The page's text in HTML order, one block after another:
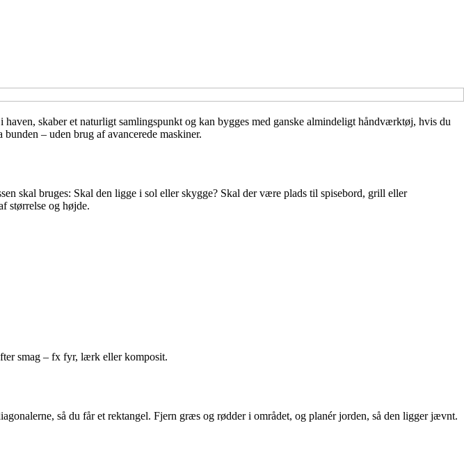
skaber et naturligt samlingspunkt og kan bygges med ganske almindeligt håndværktøj, hvis du
– uden brug af avancerede maskiner.
skal bruges: Skal den ligge i sol eller skygge? Skal der være plads til spisebord, grill eller
størrelse og højde.
smag – fx fyr, lærk eller komposit.
så du får et rektangel. Fjern græs og rødder i området, og planér jorden, så den ligger jævnt.